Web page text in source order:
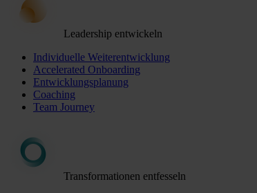
Leadership entwickeln
Individuelle Weiterentwicklung
Accelerated Onboarding
Entwicklungsplanung
Coaching
Team Journey
Transformationen entfesseln